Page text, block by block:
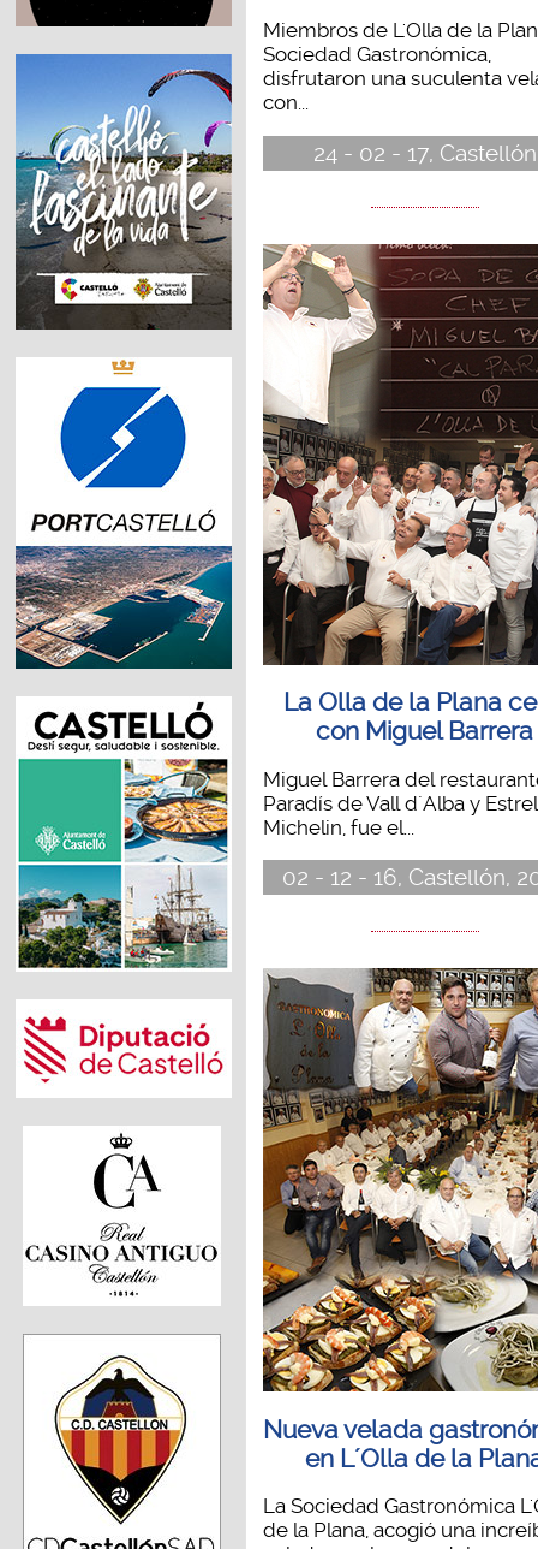
Miembros de L'Olla de la
Sociedad Gastronómica,
disfrutaron una suculenta
con...
24 - 02 - 17, Castellón
La Olla de la Plana
con Miguel Barrera
Miguel Barrera del
Paradís de Vall d´Alba y
Michelin, fue el...
02 - 12 - 16, Castellón,
Nueva velada
en L´Olla de la
La Sociedad Gastronómica
de la Plana, acogió una